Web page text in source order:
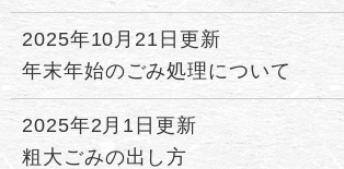
2025年10月21日更新
年末年始のごみ処理について
2025年2月1日更新
粗大ごみの出し方